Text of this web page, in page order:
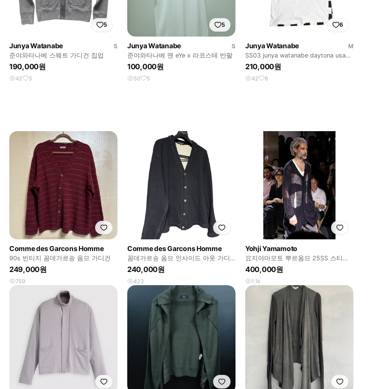
5
Junya Watanabe
S
준야와타나베 스웨트 가디건 집업
190,000원
42 5
5
Junya Watanabe
S
준야와타나베 맨 eYe x 라코스테 반팔
100,000원
50 5
6
Junya Watanabe
M
SS03 junya watanabe daytona usa
tee
210,000원
42 6
Comme des Garcons Homme
90s 빈티지 꼼데가르송 옴므 가디건
249,000원
759
Comme des Garcons Homme
꼼데가르송 옴므 인사이드 아웃 가디
건
240,000원
423
Yohji Yamamoto
요지야마모토 뿌르옴므 25SS 스티치
드 가디건 3사이즈
400,000원
1.1k